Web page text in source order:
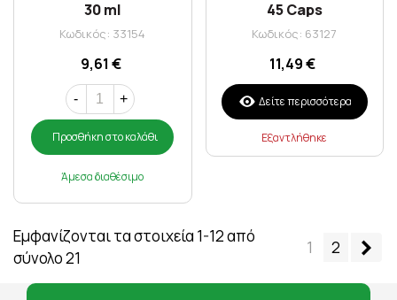
30 ml
Κωδικός: 33154
9,61 €
- +
Προσθήκη στο καλάθι
Άμεσα διαθέσιμο
45 Caps
Κωδικός: 63127
11,49 €
Δείτε περισσότερα
Εξαντλήθηκε
Εμφανίζονται τα στοιχεία 1-12 από
σύνολο 21
1 2